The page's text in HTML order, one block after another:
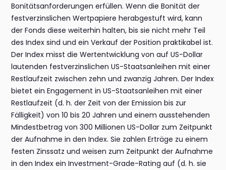
Bonitätsanforderungen erfüllen. Wenn die Bonität der
festverzinslichen Wertpapiere herabgestuft wird, kann
der Fonds diese weiterhin halten, bis sie nicht mehr Teil
des Index sind und ein Verkauf der Position praktikabel ist.
Der Index misst die Wertentwicklung von auf US-Dollar
lautenden festverzinslichen US-Staatsanleihen mit einer
Restlaufzeit zwischen zehn und zwanzig Jahren. Der Index
bietet ein Engagement in US-Staatsanleihen mit einer
Restlaufzeit (d. h. der Zeit von der Emission bis zur
Fälligkeit) von 10 bis 20 Jahren und einem ausstehenden
Mindestbetrag von 300 Millionen US-Dollar zum Zeitpunkt
der Aufnahme in den Index. Sie zahlen Erträge zu einem
festen Zinssatz und weisen zum Zeitpunkt der Aufnahme
in den Index ein Investment-Grade-Rating auf (d. h. sie